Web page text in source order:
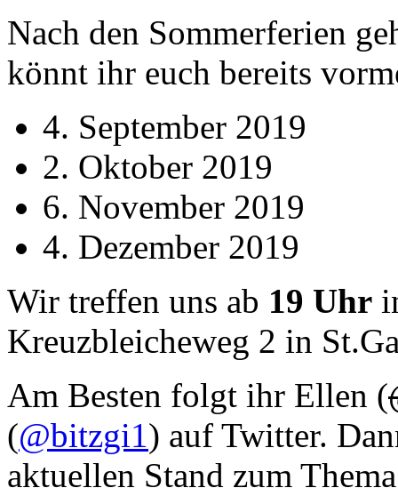
Nach den Sommerferien
könnt ihr euch bereits
4. September 2019
2. Oktober 2019
6. November 2019
4. Dezember 2019
Wir treffen uns ab 19 Uhr
Kreuzbleicheweg 2 in
Am Besten folgt ihr Ellen (
(@bitzgi1) auf Twitter.
aktuellen Stand zum